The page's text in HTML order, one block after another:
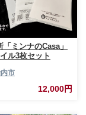
「ミンナのCasa」
ル3枚セット
市
12,000円